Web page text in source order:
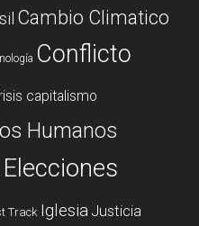
Cambio Climatico
Conflicto
capitalismo
Humanos
Elecciones
Track Iglesia Justicia